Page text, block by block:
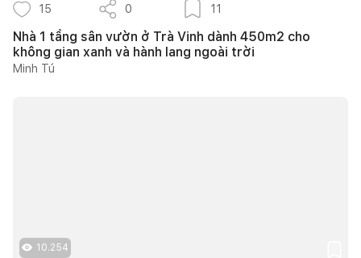
15 0 11
Nhà 1 tầng sân vườn ở Trà Vinh dành 450m2 cho
không gian xanh và hành lang ngoài trời
Minh Tú
10.254